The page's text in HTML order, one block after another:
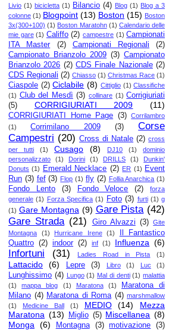
Livio (1) bicicletta (1) Bilancio (4) Blog (1) Blog a 3
colonne (1) Blogpoint (13) Boston (15) Boston
3x(300+100) (1) Boston Maratohn (1) Calendario delle
mie gare (1) Califfo (2) campestre (1) Campionati
ITA Master
(2) Campionati Regionali
(2)
Campionato Brianzolo 2009 (3) Campionato
Brianzolo 2026 (2) CDS Finale Nazionale (2)
CDS Regionali (2) Chiasso (1) Christmas Race (1)
Ciaspole (2) Ciclabile (8) Cittiglio (1) Classifiche
(1) Club del Mesdì (3) collinare (1) Corrigiuriati
(5)
CORRIGIURIATI 2009 (11)
CORRIGIURIATI Home Page (3)
Corrilambro
(1)
Corrimilano 2009 (3)
Corse
Campestri (20) Cross di Natale (2) cross
per tutti
(1) Cusago (8) DJ10 (1)
dominio
personalizzato
(1) Dorini (1) DRILLS (1)
Dunkin'
Donuts (1) Emerald Necklace (2) ER (1) Event
Run (3) fef (3) Flop (1) fly (2) Follia Anarchica (1)
Fondo Lento (3) Fondo Veloce (2)
forza
generale (1) Forza Specifica (1) Foto (3) furti (1) g
(1) Gare Montagna (9) Gare Pista (42)
Gare Strada (21) Giro Alvazzi (3)
Gite
Montagna
(1) Hurricane Irene (1)
Il Fantastico
Quattro (2) indoor (2) inf (1) Influenza (6)
Infortuni (31) Ladies Road in Pista (1)
Lattacido (6) Lepre (3) Libro (1) Luc (1)
Lunghissimo (4) Lungo (1) Mal di denti (1) malattia
(1)
mappa blog (1) Maratona (1)
Maratona di
Milano (4) Maratona di Roma (4) marshmallow
(1)
Medicine Ball (1) MEDIO (14)
Mezza
Maratona (13) Miglio (5) Miscellanea (8)
Monga
(6) Montagna (3) motivazione (3)